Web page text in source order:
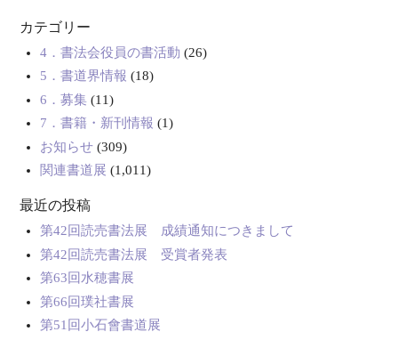
カテゴリー
4．書法会役員の書活動 (26)
5．書道界情報 (18)
6．募集(11)
7．書籍・新刊情報 (1)
お知らせ(309)
関連書道展 (1,011)
最近の投稿
第42回読売書法展 成績通知につきまして
第42回読売書法展 受賞者発表
第63回水穂書展
第66回璞社書展
第51回小石會書道展